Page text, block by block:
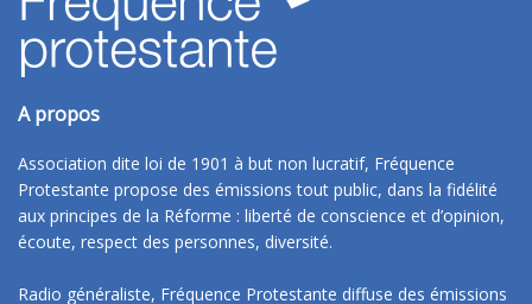
A propos
Association dite loi de 1901 à but non lucratif, Fréquence
Protestante propose des émissions tout public, dans la fidélité
aux principes de la Réforme : liberté de conscience et d’opinion,
écoute, respect des personnes, diversité.
Radio généraliste, Fréquence Protestante diffuse des émissions